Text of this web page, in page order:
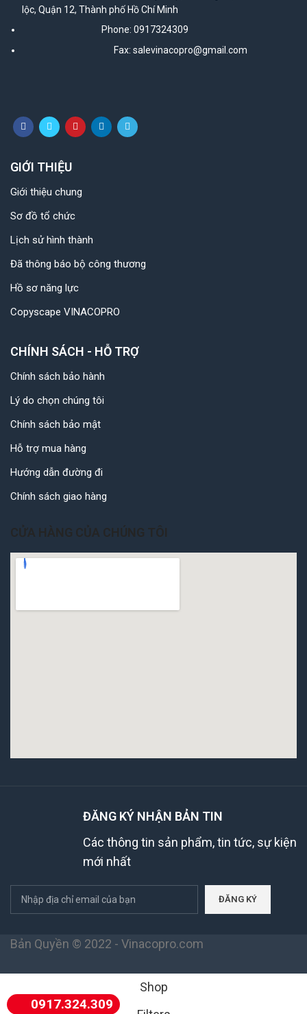
lộc, Quận 12, Thành phố Hồ Chí Minh
Phone: 0917324309
Fax: salevinacopro@gmail.com
0917.324.309
GIỚI THIỆU
Giới thiệu chung
Sơ đồ tổ chức
Lịch sử hình thành
Đã thông báo bộ công thương
Hồ sơ năng lực
Copyscape VINACOPRO
CHÍNH SÁCH - HỖ TRỢ
Chính sách bảo hành
Lý do chọn chúng tôi
Chính sách bảo mật
Hỗ trợ mua hàng
Hướng dẫn đường đi
Chính sách giao hàng
CỬA HÀNG CỦA CHÚNG TÔI
ĐĂNG KÝ NHẬN BẢN TIN
Các thông tin sản phẩm, tin tức, sự kiện
mới nhất
Bản Quyền © 2022 - Vinacopro.com
Shop